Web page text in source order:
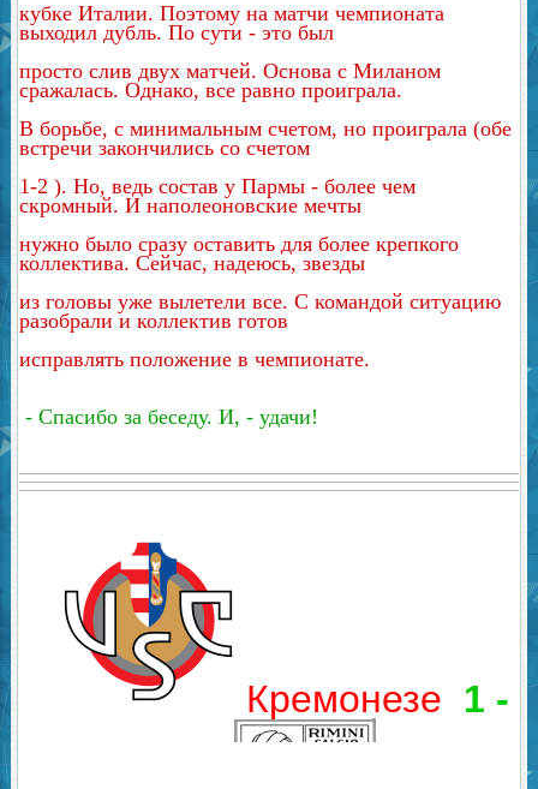
кубке Италии. Поэтому на матчи чемпионата
выходил дубль. По сути - это был
просто слив двух матчей. Основа с Миланом
сражалась. Однако, все равно проиграла.
В борьбе, с минимальным счетом, но проиграла (обе
встречи закончились со счетом
1-2 ). Но, ведь состав у Пармы - более чем
скромный. И наполеоновские мечты
нужно было сразу оставить для более крепкого
коллектива. Сейчас, надеюсь, звезды
из головы уже вылетели все. С командой ситуацию
разобрали и коллектив готов
исправлять положение в чемпионате.
- Спасибо за беседу. И, - удачи!
Кремонезе 1 -